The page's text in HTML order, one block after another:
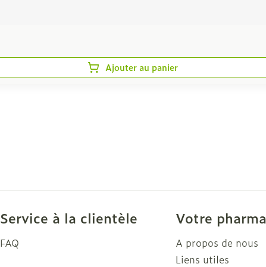
Ajouter au panier
Service à la clientèle
FAQ
Votre
A propos de nous
Liens utiles